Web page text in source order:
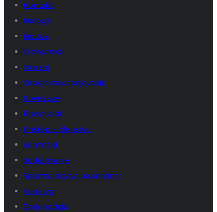
Kontakt
Naloge
Novice
O zbornici
Organi
Orodja za ocenjevanje
Povezave
Pravni akti
Pristop k članstvu
Seminarji
Sodelovanje
Spletna prijava na seminar
Vodstvo
Zakonodaja